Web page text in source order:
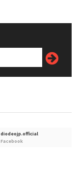
diodeojp.official
Facebook